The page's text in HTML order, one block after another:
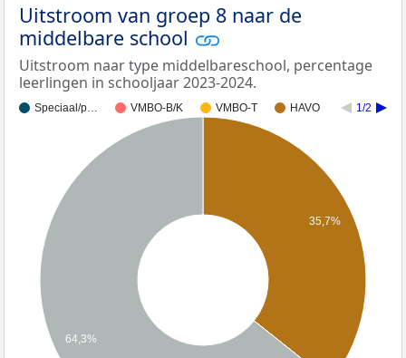
Uitstroom van groep 8 naar de
middelbare school
Uitstroom naar type middelbareschool, percentage
leerlingen in schooljaar 2023-2024.
Speciaal/p… VMBO-B/K VMBO-T HAVO 1/2
35,7%
64,3%